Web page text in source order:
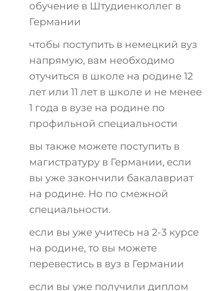
обучение в Штудиенколлег в
Германии
чтобы поступить в немецкий вуз
напрямую, вам необходимо
отучиться в школе на родине 12
лет или 11 лет в школе и не менее
1 года в вузе на родине по
профильной специальности
вы также можете поступить в
магистратуру в Германии, если
вы уже закончили бакалавриат
на родине. Но по смежной
специальности.
если вы уже учитесь на 2-3 курсе
на родине, то вы можете
перевестись в вуз в Германии
если вы уже получили диплом